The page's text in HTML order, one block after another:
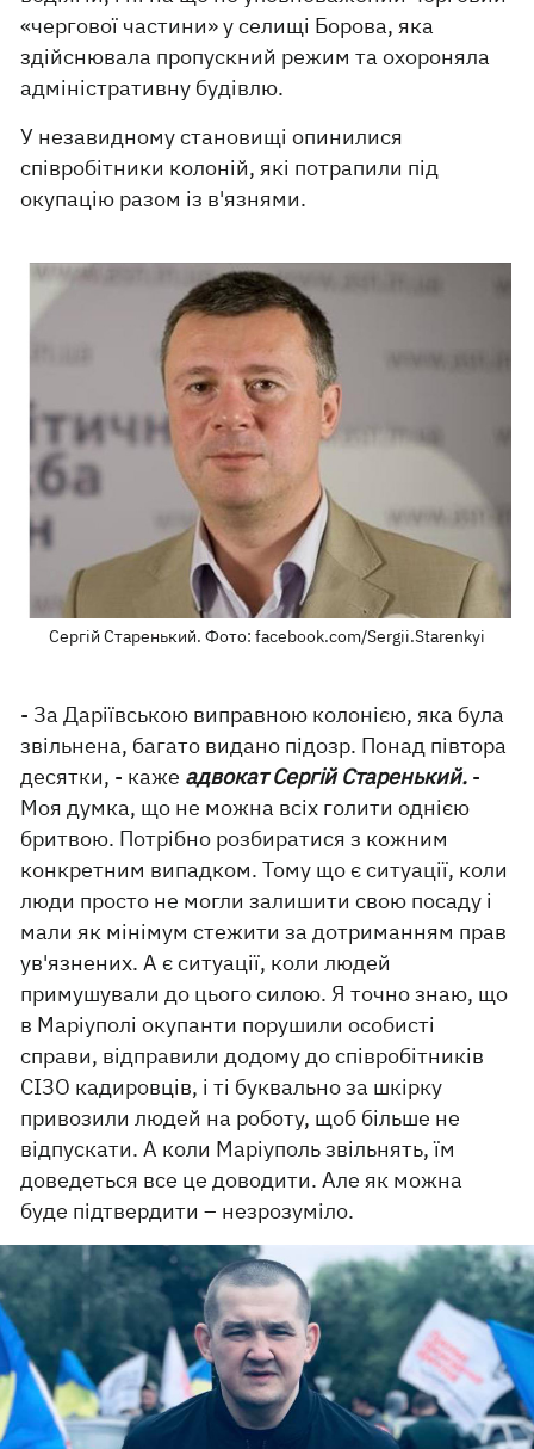
«чергової частини» у селищі Борова, яка
здійснювала пропускний режим та охороняла
адміністративну будівлю.
У незавидному становищі опинилися
співробітники колоній, які потрапили під
окупацію разом із в'язнями.
Сергій Старенький. Фото: facebook.com/Sergii.Starenkyi
- За Даріївською виправною колонією, яка була
звільнена, багато видано підозр. Понад півтора
десятки, - каже адвокат Сергій Старенький. -
Моя думка, що не можна всіх голити однією
бритвою. Потрібно розбиратися з кожним
конкретним випадком. Тому що є ситуації, коли
люди просто не могли залишити свою посаду і
мали як мінімум стежити за дотриманням прав
ув'язнених. А є ситуації, коли людей
примушували до цього силою. Я точно знаю, що
в Маріуполі окупанти порушили особисті
справи, відправили додому до співробітників
СІЗО кадировців, і ті буквально за шкірку
привозили людей на роботу, щоб більше не
відпускати. А коли Маріуполь звільнять, їм
доведеться все це доводити. Але як можна
буде підтвердити – незрозуміло.